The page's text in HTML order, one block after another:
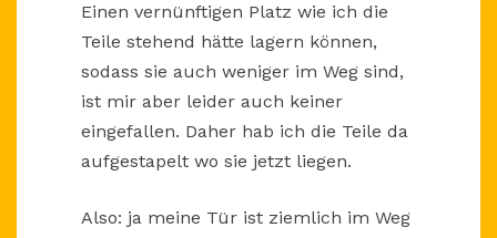
Einen vernünftigen Platz wie ich die
Teile stehend hätte lagern können,
sodass sie auch weniger im Weg sind,
ist mir aber leider auch keiner
eingefallen. Daher hab ich die Teile da
aufgestapelt wo sie jetzt liegen.
Also: ja meine Tür ist ziemlich im Weg